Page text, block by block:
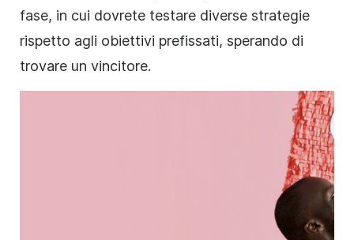
fase, in cui dovrete testare diverse strategie
rispetto agli obiettivi prefissati, sperando di
trovare un vincitore.